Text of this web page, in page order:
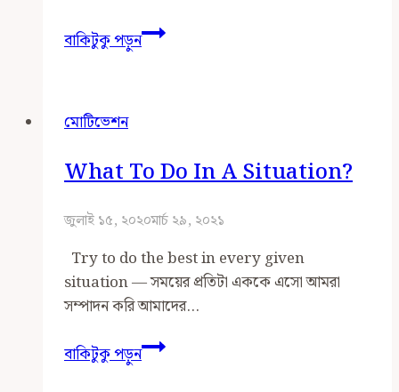
বাকিটুকু পড়ুননিরবতা
ভেঙ্গে
মোটিভেশন
What To Do In A Situation?
জুলাই ১৫, ২০২০মার্চ ২৯, ২০২১
Try to do the best in every given
situation — সময়ের প্রতিটা এককে এসো আমরা
সম্পাদন করি আমাদের…
বাকিটুকু পড়ুনwhat
to